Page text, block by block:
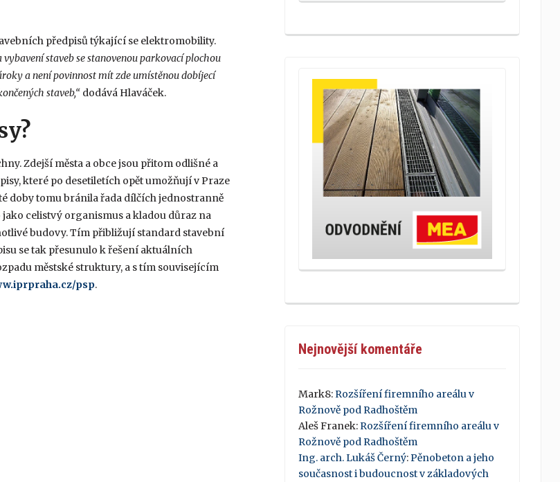
předpisů týkající se elektromobility.
staveb se stanovenou parkovací plochou
a není povinnost mít zde umístěnou dobíjecí
staveb,“ dodává Hlaváček.
Zdejší města a obce jsou přitom odlišné a
které po desetiletích opět umožňují v Praze
doby tomu bránila řada dílčích jednostranně
celistvý organismus a kladou důraz na
budovy. Tím přibližují standard stavební
se tak přesunulo k řešení aktuálních
městské struktury, a s tím souvisejícím
psp.
Nejnovější komentáře
Mark8:Rozšíření firemního areálu v
Rožnově pod Radhoštěm
Aleš Franek:Rozšíření firemního areálu v
Rožnově pod Radhoštěm
Ing. arch. Lukáš Černý:Pěnobeton a jeho
současnost i budoucnost v základových